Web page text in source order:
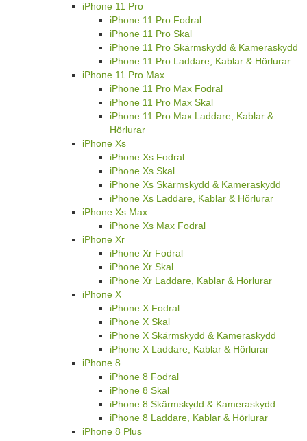
iPhone 11 Pro
iPhone 11 Pro Fodral
iPhone 11 Pro Skal
iPhone 11 Pro Skärmskydd & Kameraskydd
iPhone 11 Pro Laddare, Kablar & Hörlurar
iPhone 11 Pro Max
iPhone 11 Pro Max Fodral
iPhone 11 Pro Max Skal
iPhone 11 Pro Max Laddare, Kablar &
Hörlurar
iPhone Xs
iPhone Xs Fodral
iPhone Xs Skal
iPhone Xs Skärmskydd & Kameraskydd
iPhone Xs Laddare, Kablar & Hörlurar
iPhone Xs Max
iPhone Xs Max Fodral
iPhone Xr
iPhone Xr Fodral
iPhone Xr Skal
iPhone Xr Laddare, Kablar & Hörlurar
iPhone X
iPhone X Fodral
iPhone X Skal
iPhone X Skärmskydd & Kameraskydd
iPhone X Laddare, Kablar & Hörlurar
iPhone 8
iPhone 8 Fodral
iPhone 8 Skal
iPhone 8 Skärmskydd & Kameraskydd
iPhone 8 Laddare, Kablar & Hörlurar
iPhone 8 Plus